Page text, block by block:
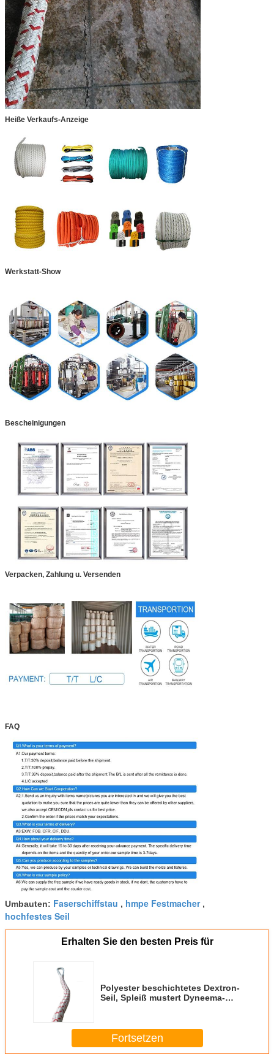
Heiße Verkaufs-Anzeige
Werkstatt-Show
Bescheinigungen
Verpacken, Zahlung u. Versenden
FAQ
Umbauten: Faserschiffstau , hmpe Festmacher,
hochfestes Seil
Erhalten Sie den besten Preis für
Polyester beschichtetes Dextron-
Seil, Spleiß mustert Dyneema-
Fortsetzen